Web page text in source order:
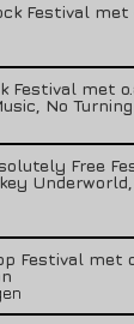
Festival met
Festival met
No
Free
Festival met